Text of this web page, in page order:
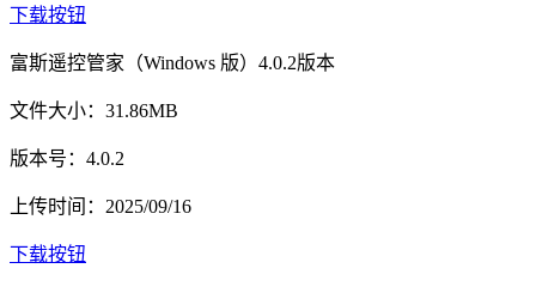
下载按钮
富斯遥控管家（Windows 版）4.0.2版本
文件大小：31.86MB
版本号：4.0.2
上传时间：2025/09/16
下载按钮